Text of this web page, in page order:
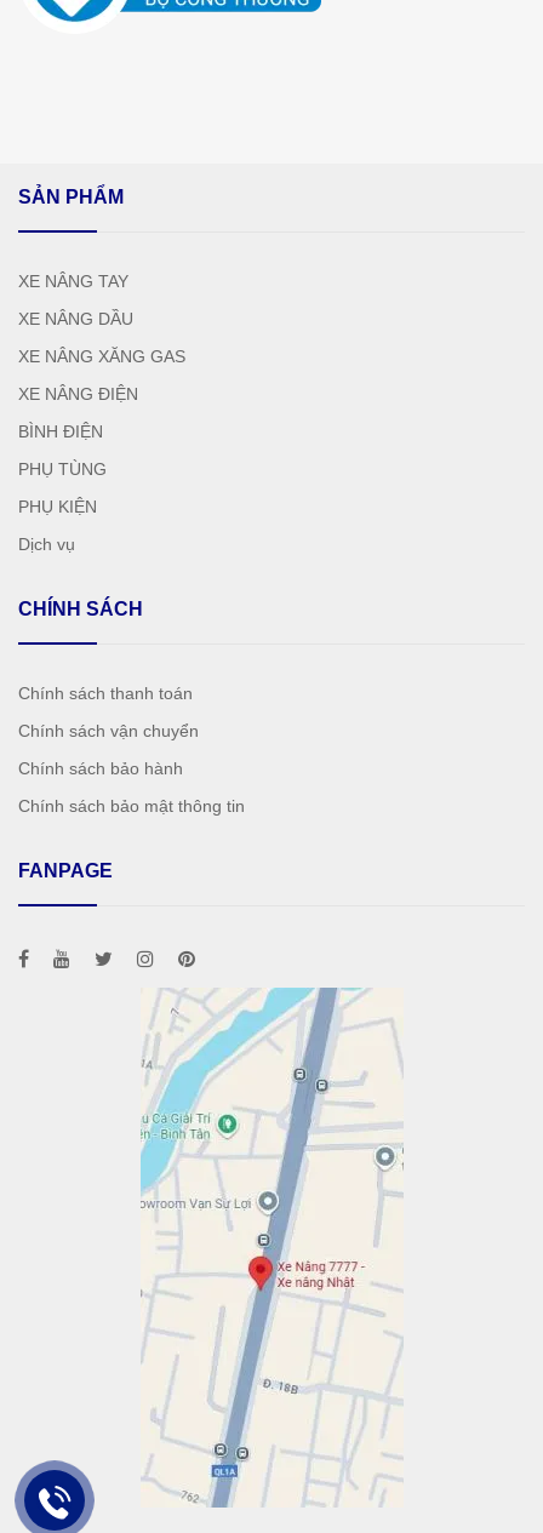
SẢN PHẨM
XE NÂNG TAY
XE NÂNG DẦU
XE NÂNG XĂNG GAS
XE NÂNG ĐIỆN
BÌNH ĐIỆN
PHỤ TÙNG
PHỤ KIỆN
Dịch vụ
CHÍNH SÁCH
Chính sách thanh toán
Chính sách vận chuyển
Chính sách bảo hành
Chính sách bảo mật thông tin
FANPAGE